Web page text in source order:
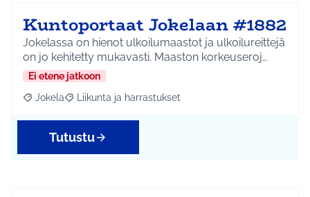
Kuntoportaat Jokelaan #1882
Jokelassa on hienot ulkoilumaastot ja ulkoilureittejä
on jo kehitetty mukavasti. Maaston korkeuseroj…
Ei etene jatkoon
Rajaa tulokset aihepiirin mukaan: Jokela
Jokela Rajaa tulokset teeman mukaan: Liikunta ja
Liikunta ja harrastukset
Tutustu